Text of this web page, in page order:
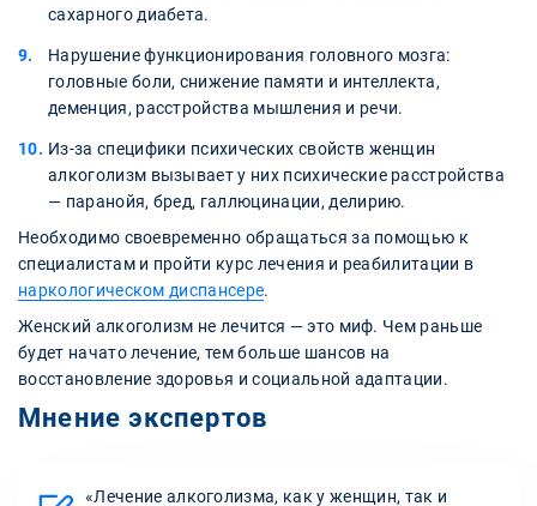
сахарного диабета.
Нарушение функционирования головного мозга:
головные боли, снижение памяти и интеллекта,
деменция, расстройства мышления и речи.
Из-за специфики психических свойств женщин
алкоголизм вызывает у них психические расстройства
— паранойя, бред, галлюцинации, делирию.
Необходимо своевременно обращаться за помощью к
специалистам и пройти курс лечения и реабилитации в
наркологическом диспансере.
Женский алкоголизм не лечится — это миф. Чем раньше
будет начато лечение, тем больше шансов на
восстановление здоровья и социальной адаптации.
Мнение экспертов
«Лечение алкоголизма, как у женщин, так и